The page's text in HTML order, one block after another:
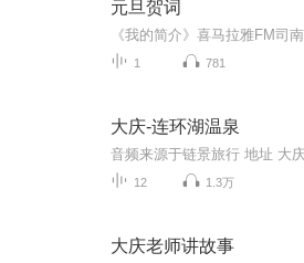
元旦贺词
1 781
大庆-连环湖温泉
12 1.3万
大庆老师讲故事